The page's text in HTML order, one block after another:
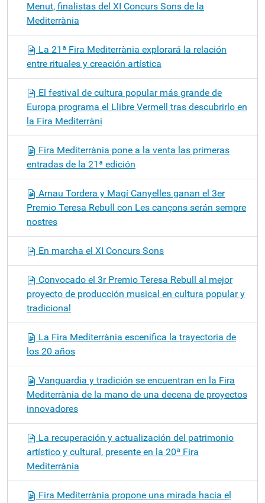
Menut, finalistas del XI Concurs Sons de la
Mediterrània
La 21ª Fira Mediterrània explorará la relación
entre rituales y creación artística
El festival de cultura popular más grande de
Europa programa el Llibre Vermell tras descubrirlo en
la Fira Mediterràni
Fira Mediterrània pone a la venta las primeras
entradas de la 21ª edición
Arnau Tordera y Magí Canyelles ganan el 3er
Premio Teresa Rebull con Les cançons serán sempre
nostres
En marcha el XI Concurs Sons
Convocado el 3r Premio Teresa Rebull al mejor
proyecto de producción musical en cultura popular y
tradicional
La Fira Mediterrània escenifica la trayectoria de
los 20 años
Vanguardia y tradición se encuentran en la Fira
Mediterrània de la mano de una decena de proyectos
innovadores
La recuperación y actualización del patrimonio
artístico y cultural, presente en la 20ª Fira
Mediterrània
Fira Mediterrània propone una mirada hacia el